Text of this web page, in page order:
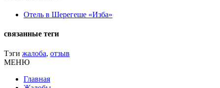
Отель в Шерегеше «Изба»
связанные теги
Тэги жалоба, отзыв
МЕНЮ
Главная